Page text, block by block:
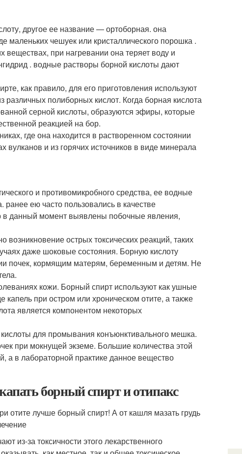
другое ее название — ортоборная. она
маленьких чешуек или кристаллического порошка .
веществах, при нагревании она теряет воду и
. водные растворы борной кислоты дают
как правило, для его приготовления используют
полиборных кислот. Когда борная кислота
серной кислоты, образуются эфиры, которые
реакцией на бор.
где она находится в растворенном состоянии
вулканов и из горячих источников в виде минерала
и противомикробного средства, ее водные
ею часто пользовались в качестве
в данный момент выявлены побочные явления,
острых токсических реакций, таких
даже шоковые состояния. Борную кислоту
почек, кормящим матерям, беременным и детям. Не
кожи. Борный спирт используют как ушные
при остром или хроническом отите, а также
является компонентом некоторых
для промывания конъюнктивального мешка.
при мокнущей экземе. Большие количества этой
а в лабораторной практике данное вещество
борный спирт и отипакс
отите лучше борный спирт! А от кашля мазать грудь
из-за токсичности этого лекарственного